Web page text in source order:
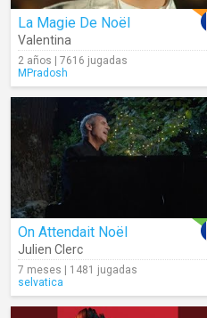
La Magie De Noël
Valentina
2 años | 7616 jugadas
MPradosh
On Attendait Noël
Julien Clerc
7 meses | 1481 jugadas
selvatica